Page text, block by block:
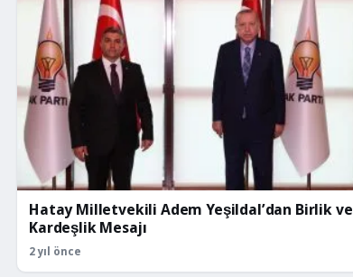
Hatay Milletvekili Adem Yeşildal’dan Birlik ve
Kardeşlik Mesajı
2 yıl önce